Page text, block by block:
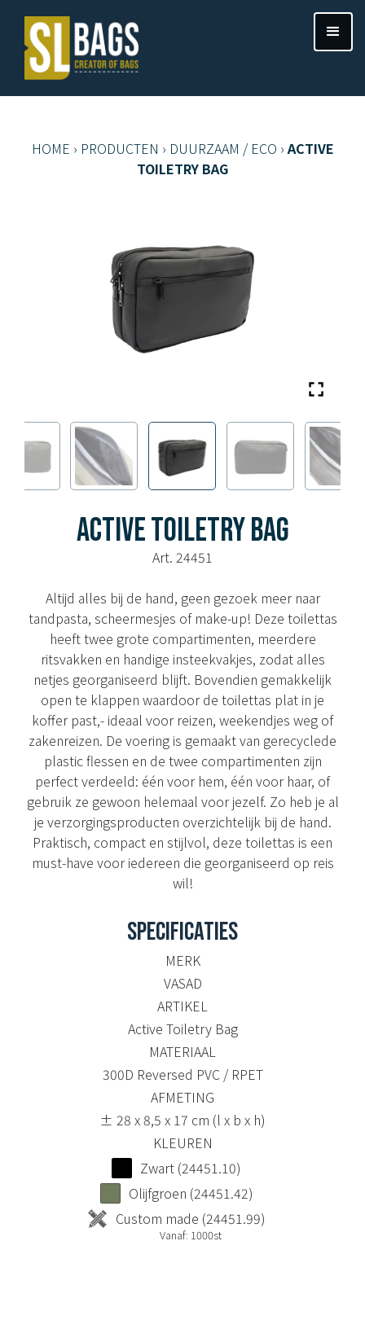
HOME › PRODUCTEN › DUURZAAM / ECO ›ACTIVE
TOILETRY BAG
ACTIVE TOILETRY BAG
Art. 24451
Altijd alles bij de hand, geen gezoek meer naar
tandpasta, scheermesjes of make-up! Deze toilettas
heeft twee grote compartimenten, meerdere
ritsvakken en handige insteekvakjes, zodat alles
netjes georganiseerd blijft. Bovendien gemakkelijk
open te klappen waardoor de toilettas plat in je
koffer past,- ideaal voor reizen, weekendjes weg of
zakenreizen. De voering is gemaakt van gerecyclede
plastic flessen en de twee compartimenten zijn
perfect verdeeld: één voor hem, één voor haar, of
gebruik ze gewoon helemaal voor jezelf. Zo heb je al
je verzorgingsproducten overzichtelijk bij de hand.
Praktisch, compact en stijlvol, deze toilettas is een
must-have voor iedereen die georganiseerd op reis
wil!
SPECIFICATIES
MERK
VASAD
ARTIKEL
Active Toiletry Bag
MATERIAAL
300D Reversed PVC / RPET
AFMETING
± 28 x 8,5 x 17 cm (l x b x h)
KLEUREN
Zwart (24451.10)
Olijfgroen (24451.42)
Custom made (24451.99)
Vanaf: 1000st